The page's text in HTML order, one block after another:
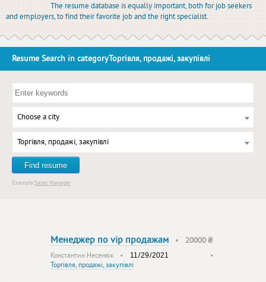
The resume database is equally important, both for job seekers
and employers, to find their favorite job and the right specialist.
Resume Search in categoryТоргівля, продажі, закупівлі
Choose a city
Торгівля, продажі, закупівлі
Find resume
Example:Sales Manager
Менеджер по vip продажам • 20000 ₴
Константин Несенюк •
•
Торгівля, продажі, закупівлі